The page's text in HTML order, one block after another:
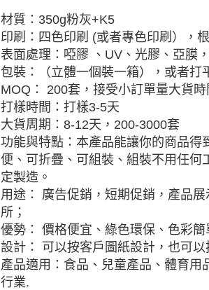
材質：350g粉灰+K5
印刷：四色印刷 (或者專色印刷），
表面處理：啞膠 、UV、光膠、亞膜
包裝：（立體一個裝一箱），或者打
MOQ： 200套，接受小訂單量大貨時
打樣時間：打樣3-5天
大貨周期：8-12天，200-3000套
功能與特點：本產品能讓你的商品得
便、可折疊、可組裝、組裝不用任何
定製造。
用途： 廣告促銷，短期促銷，產品
所；
優勢： 價格便宜、綠色環保、色彩
設計： 可以按客戶圖紙設計，也可
產品適用：食品、兒童產品、體育
行業.